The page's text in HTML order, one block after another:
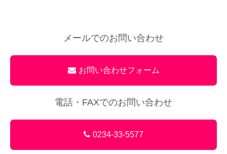
メールでのお問い合わせ
お問い合わせフォーム
電話・FAXでのお問い合わせ
0234-33-5577